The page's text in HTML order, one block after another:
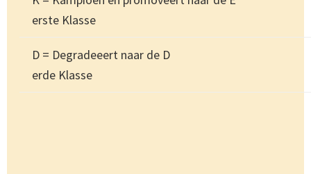
erste Klasse
D = Degradeeert naar de D
erde Klasse